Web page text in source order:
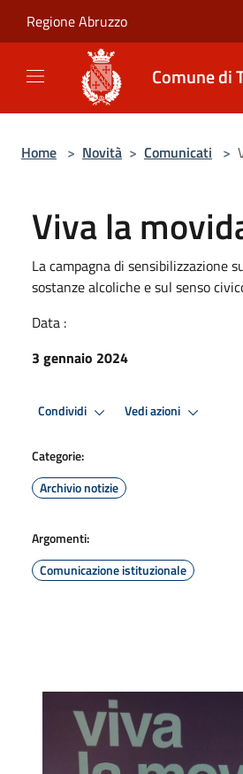
Regione Abruzzo
Comune di
Home > Novità > Comunicati >
Viva la
La campagna di sensibilizzazione
sostanze alcoliche e sul senso
Data :
3 gennaio 2024
Condividi Vedi azioni
Categorie:
Archivio notizie
Argomenti:
Comunicazione istituzionale